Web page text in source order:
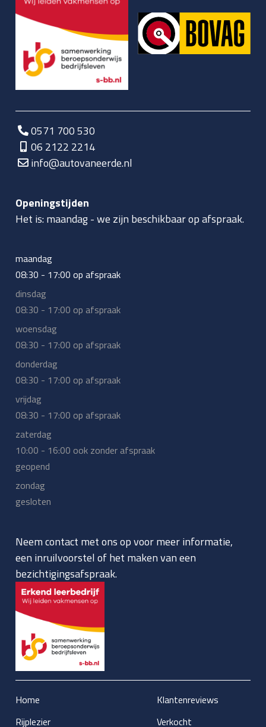
0571 700 530
06 2122 2214
info@autovaneerde.nl
Openingstijden
Het is:maandag-we zijn beschikbaar op afspraak.
maandag
08:30 - 17:00 op afspraak
dinsdag
08:30 - 17:00 op afspraak
woensdag
08:30 - 17:00 op afspraak
donderdag
08:30 - 17:00 op afspraak
vrijdag
08:30 - 17:00 op afspraak
zaterdag
10:00 - 16:00 ook zonder afspraak
geopend
zondag
gesloten
Neem contact met ons op voor meer informatie,
een inruilvoorstel of het maken van een
bezichtigingsafspraak.
Home
Rijplezier
Klantenreviews
Verkocht